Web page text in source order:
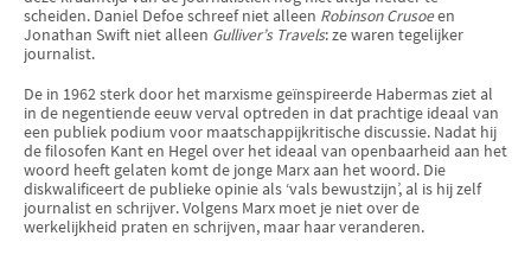
scheiden. Daniel Defoe schreef niet alleen Robinson Crusoeen
Jonathan Swift niet alleen Gulliver’s Travels: ze waren tegelijker
journalist.
De in 1962 sterk door het marxisme geïnspireerde Habermas ziet al
in de negentiende eeuw verval optreden in dat prachtige ideaal van
een publiek podium voor maatschappijkritische discussie. Nadat hij
de filosofen Kant en Hegel over het ideaal van openbaarheid aan het
woord heeft gelaten komt de jonge Marx aan het woord. Die
diskwalificeert de publieke opinie als ‘vals bewustzijn’, al is hij zelf
journalist en schrijver. Volgens Marx moet je niet over de
werkelijkheid praten en schrijven, maar haar veranderen.